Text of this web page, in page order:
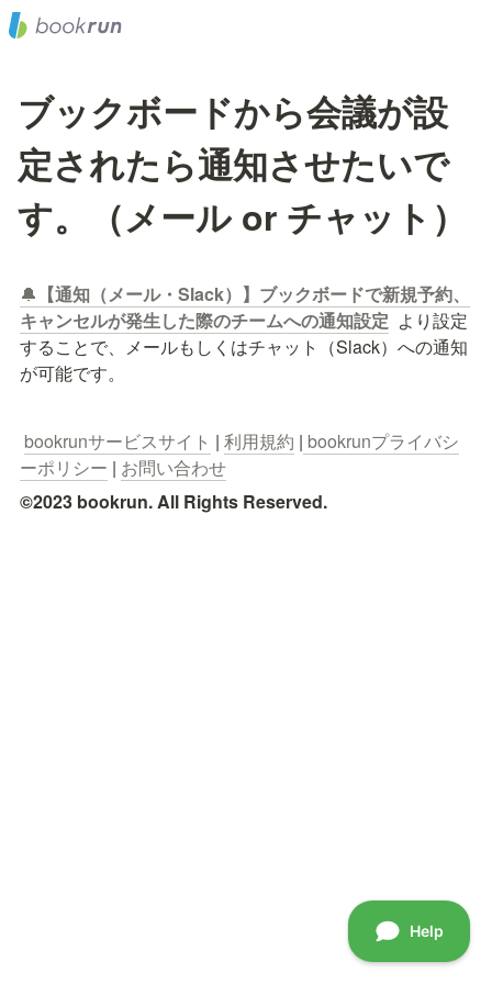
ブックボードから会議が設
定されたら通知させたいで
す。（メール or チャット）
🔔 【通知（メール・Slack）】ブックボードで新規予約、
キャンセルが発生した際のチームへの通知設定
  より設定
することで、メールもしくはチャット（Slack）への通知
が可能です。
bookrunサービスサイト | 利用規約 | bookrunプライバシ
ーポリシー | お問い合わせ
©2023 bookrun. All Rights Reserved.